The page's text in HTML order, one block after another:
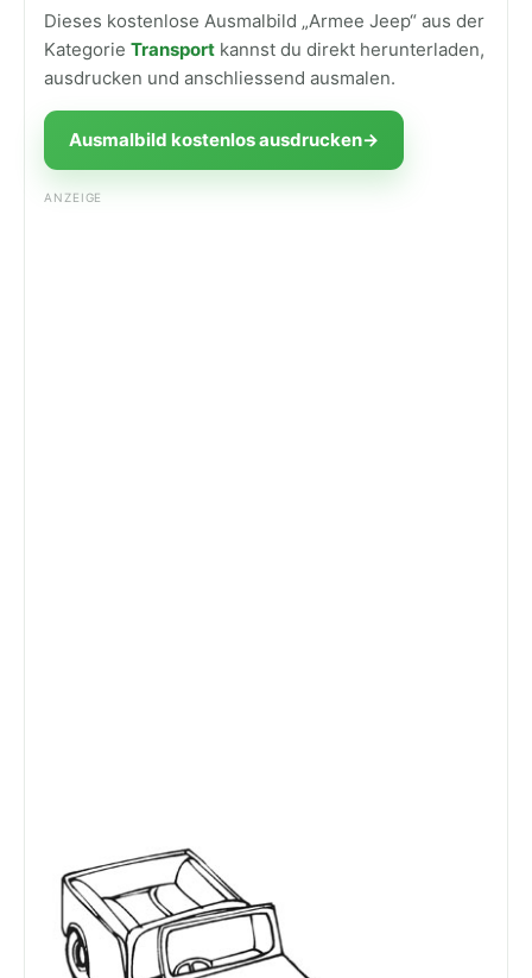
Dieses kostenlose Ausmalbild „Armee Jeep“ aus der
Kategorie Transport kannst du direkt herunterladen,
ausdrucken und anschliessend ausmalen.
Ausmalbild kostenlos ausdrucken→
ANZEIGE